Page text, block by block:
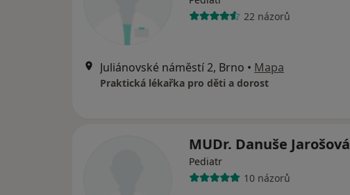
22 názorů
Juliánovské náměstí 2, Brno • Mapa
Praktická lékařka pro děti a dorost
MUDr. Danuše Jarošová
Pediatr
10 názorů